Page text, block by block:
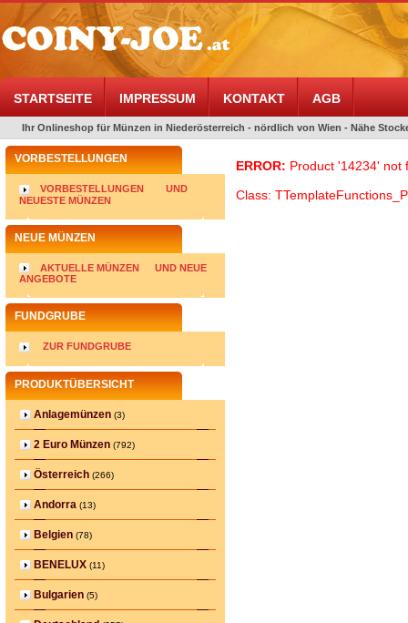
STARTSEITE IMPRESSUM KONTAKT AGB
Ihr Onlineshop für Münzen in Niederösterreich - nördlich von Wien - Nähe
VORBESTELLUNGEN
VORBESTELLUNGEN UND
NEUESTE MÜNZEN
NEUE MÜNZEN
AKTUELLE MÜNZEN
UND NEUE
ANGEBOTE
FUNDGRUBE
ZUR FUNDGRUBE
PRODUKTÜBERSICHT
Anlagemünzen (3)
2 Euro Münzen (792)
Österreich (266)
Andorra (13)
Belgien (78)
BENELUX (11)
Bulgarien (5)
ERROR: Product '14234' not
Class: